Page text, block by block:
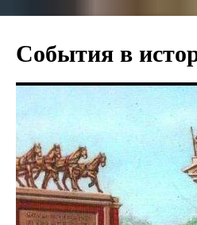
События в